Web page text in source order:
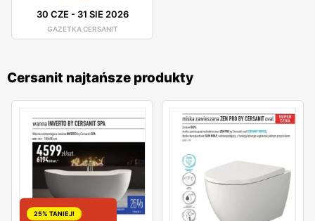
30 CZE- 31 SIE 2026
GAZETKA CERSANIT
Cersanit najtańsze produkty
25% TANIEJ!